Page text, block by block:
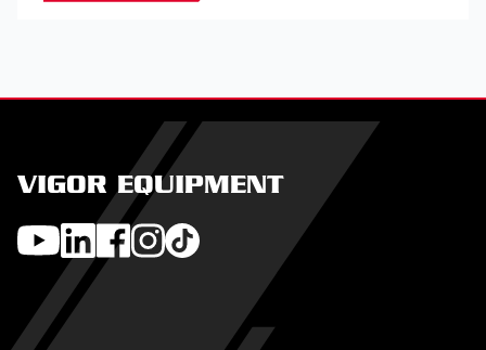
VIGOR EQUIPMENT